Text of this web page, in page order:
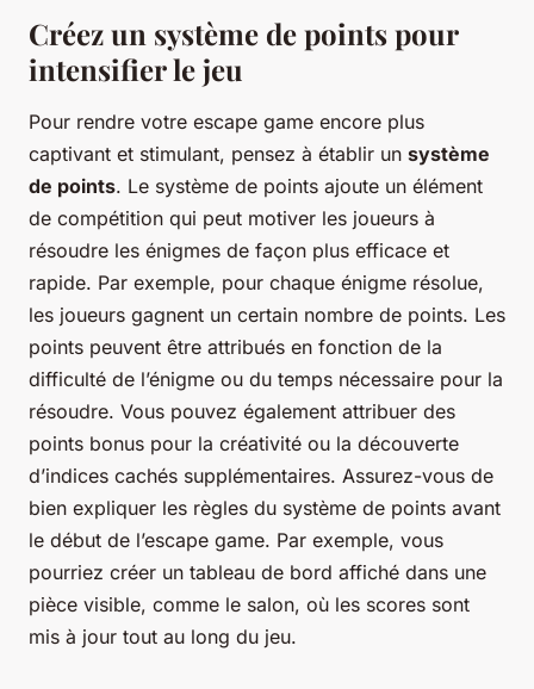
Créez un système de points pour
intensifier le jeu
Pour rendre votre escape game encore plus
captivant et stimulant, pensez à établir un système
de points. Le système de points ajoute un élément
de compétition qui peut motiver les joueurs à
résoudre les énigmes de façon plus efficace et
rapide. Par exemple, pour chaque énigme résolue,
les joueurs gagnent un certain nombre de points. Les
points peuvent être attribués en fonction de la
difficulté de l’énigme ou du temps nécessaire pour la
résoudre. Vous pouvez également attribuer des
points bonus pour la créativité ou la découverte
d’indices cachés supplémentaires. Assurez-vous de
bien expliquer les règles du système de points avant
le début de l’escape game. Par exemple, vous
pourriez créer un tableau de bord affiché dans une
pièce visible, comme le salon, où les scores sont
mis à jour tout au long du jeu.